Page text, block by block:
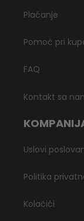
Plaćanje
Pomoć pri
FAQ
Kontakt sa
Uslovi
Politika
Kolačići